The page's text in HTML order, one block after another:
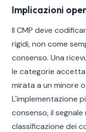
Implicazioni
Il CMP deve
rigidi, non come
consenso. Una
le categorie
mirata a un minore
L'implementazione
consenso, il
classificazione dei